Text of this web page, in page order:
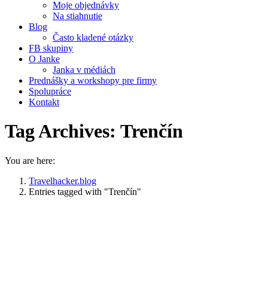
Moje objednávky
Na stiahnutie
Blog
Často kladené otázky
FB skupiny
O Janke
Janka v médiách
Prednášky a workshopy pre firmy
Spolupráce
Kontakt
Tag Archives: Trenčín
You are here:
Travelhacker.blog
Entries tagged with "Trenčín"